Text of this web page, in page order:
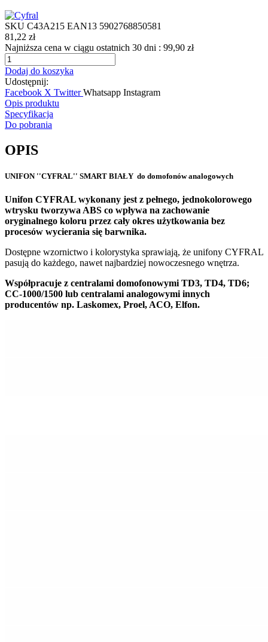
SKU C43A215 EAN13 5902768850581
81,22 zł
Najniższa cena w ciągu ostatnich 30 dni : 99,90 zł
Dodaj do koszyka
Udostępnij:
Facebook X Twitter Whatsapp Instagram
Opis produktu
Specyfikacja
Do pobrania
OPIS
UNIFON ''CYFRAL'' SMART BIAŁY do domofonów analogowych
Unifon CYFRAL wykonany jest z pełnego, jednokolorowego
wtrysku tworzywa ABS co wpływa na zachowanie
oryginalnego koloru przez cały okres użytkowania bez
procesów wycierania się barwnika.
Dostępne wzornictwo i kolorystyka sprawiają, że unifony CYFRAL
pasują do każdego, nawet najbardziej nowoczesnego wnętrza.
Współpracuje z centralami domofonowymi TD3, TD4, TD6;
CC-1000/1500 lub centralami analogowymi innych
producentów np. Laskomex, Proel, ACO, Elfon.